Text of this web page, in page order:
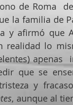
de Roma
la familia de
y afirmó que
realidad lo
apenas
que se
y
, aunque al